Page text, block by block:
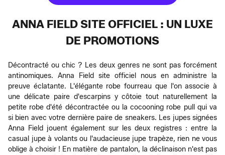
ANNA FIELD SITE OFFICIEL : UN LUXE
DE PROMOTIONS
Décontracté ou chic ? Les deux genres ne sont pas forcément
antinomiques. Anna Field site officiel nous en administre la
preuve éclatante. L'élégante robe fourreau que l'on associe à
une délicate paire d'escarpins y côtoie tout naturellement la
petite robe d'été décontractée ou la cocooning robe pull qui va
si bien avec votre dernière paire de sneakers. Les jupes signées
Anna Field jouent également sur les deux registres : entre la
casual jupe à volants ou l'audacieuse jupe trapèze, rien ne vous
oblige à choisir ! En matière de pantalon, la déclinaison n'est pas